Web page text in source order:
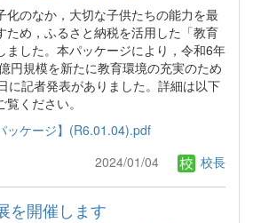
のなか，大切な子供たちの能力を最
ため，ふるさと納税を活用した「教育
ました。本パッケージにより，令和6年
円規模を新たに教育環境の充実のため
に記者発表がありました。詳細は以下
ください。
ッケージ】(R6.01.04).pdf
2024/01/04 校長
を開催します